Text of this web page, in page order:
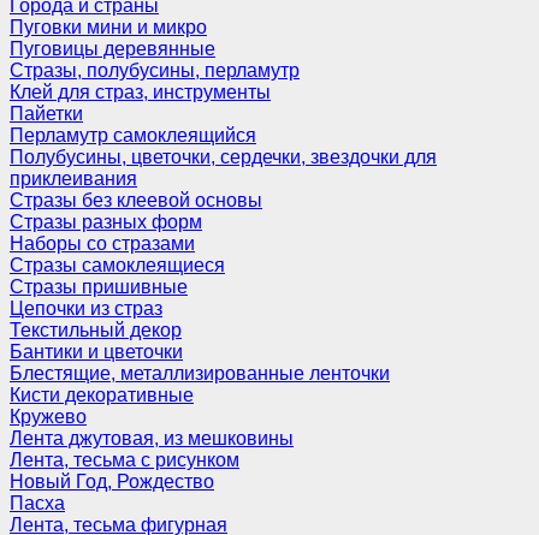
Города и страны
Пуговки мини и микро
Пуговицы деревянные
Стразы, полубусины, перламутр
Клей для страз, инструменты
Пайетки
Перламутр самоклеящийся
Полубусины, цветочки, сердечки, звездочки для
приклеивания
Стразы без клеевой основы
Стразы разных форм
Наборы со стразами
Стразы самоклеящиеся
Стразы пришивные
Цепочки из страз
Текстильный декор
Бантики и цветочки
Блестящие, металлизированные ленточки
Кисти декоративные
Кружево
Лента джутовая, из мешковины
Лента, тесьма с рисунком
Новый Год, Рождество
Пасха
Лента, тесьма фигурная